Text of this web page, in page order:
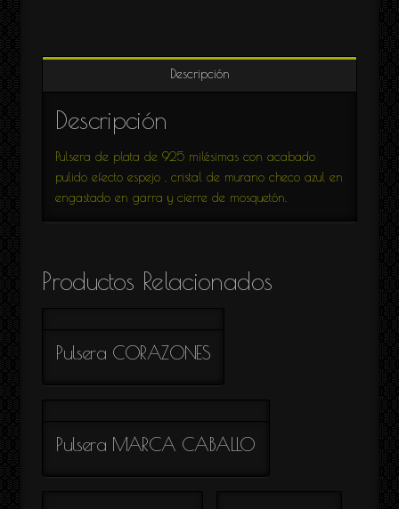
Descripción
Descripción
Pulsera de plata de 925 milésimas con acabado
pulido efecto espejo , cristal de murano checo azul en
engastado en garra y cierre de mosquetón.
Productos Relacionados
Pulsera CORAZONES
Pulsera MARCA CABALLO